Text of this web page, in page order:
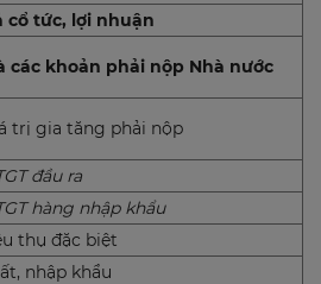
cổ tức, lợi nhuận
các khoản phải nộp Nhà nước
trị gia tăng phải nộp
đầu ra
hàng nhập khẩu
thụ đặc biệt
nhập khẩu